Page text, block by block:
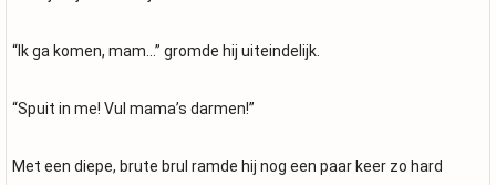
“Ik ga komen, mam…” gromde hij uiteindelijk.
“Spuit in me! Vul mama’s darmen!”
Met een diepe, brute brul ramde hij nog een paar keer zo hard